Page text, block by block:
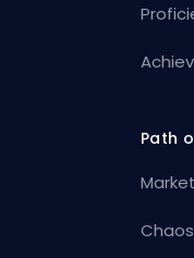
Path